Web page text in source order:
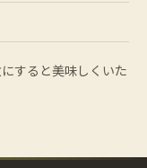
すると美味しくいた